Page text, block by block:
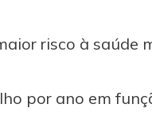
risco à saúde
por ano em